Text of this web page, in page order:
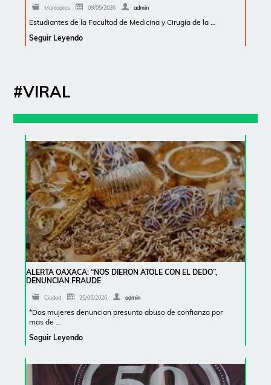
Municipios 08/05/2026 admin
Estudiantes de la Facultad de Medicina y Cirugía de la …
Seguir Leyendo
#VIRAL
ALERTA OAXACA: “NOS DIERON ATOLE CON EL DEDO”,
DENUNCIAN FRAUDE
Ciudad 25/05/2026 admin
*Dos mujeres denuncian presunto abuso de confianza por
mas de …
Seguir Leyendo